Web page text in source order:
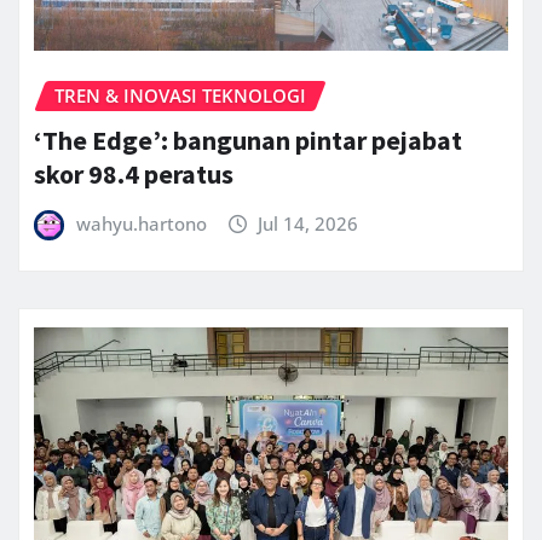
TREN & INOVASI TEKNOLOGI
‘The Edge’: bangunan pintar pejabat
skor 98.4 peratus
wahyu.hartono Jul 14, 2026